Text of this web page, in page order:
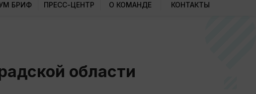
БРИФ ПРЕСС-ЦЕНТР О КОМАНДЕ КОНТАКТЫ
области